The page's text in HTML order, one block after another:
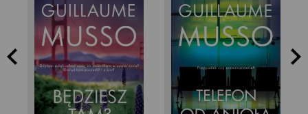
Guillaume Musso Guillaume Musso